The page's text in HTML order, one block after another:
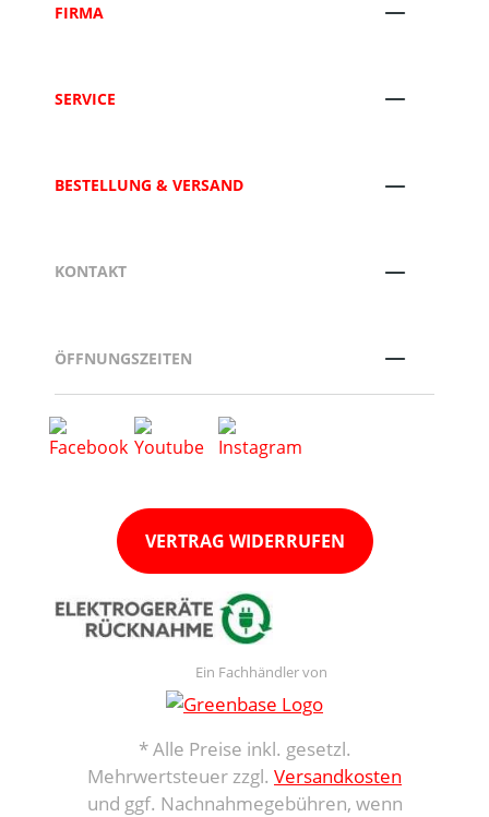
FIRMA
SERVICE
BESTELLUNG & VERSAND
KONTAKT
ÖFFNUNGSZEITEN
VERTRAG WIDERRUFEN
Ein Fachhändler von
* Alle Preise inkl. gesetzl.
Mehrwertsteuer zzgl. Versandkosten
und ggf. Nachnahmegebühren, wenn